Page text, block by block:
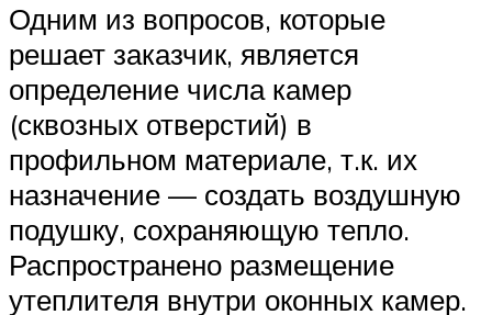
Одним из вопросов, которые
решает заказчик, является
определение числа камер
(сквозных отверстий) в
профильном материале, т.к. их
назначение — создать воздушную
подушку, сохраняющую тепло.
Распространено размещение
утеплителя внутри оконных камер.